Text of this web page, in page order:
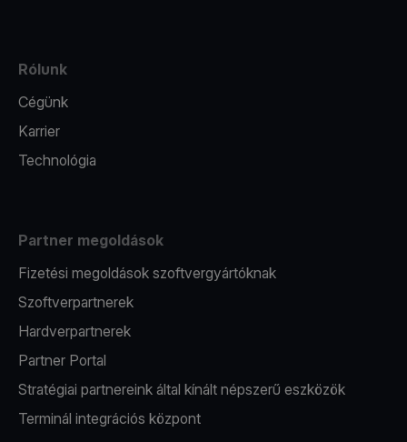
Rólunk
Cégünk
Karrier
Technológia
Partner megoldások
Fizetési megoldások szoftvergyártóknak
Szoftverpartnerek
Hardverpartnerek
Partner Portal
Stratégiai partnereink által kínált népszerű eszközök
Terminál integrációs központ